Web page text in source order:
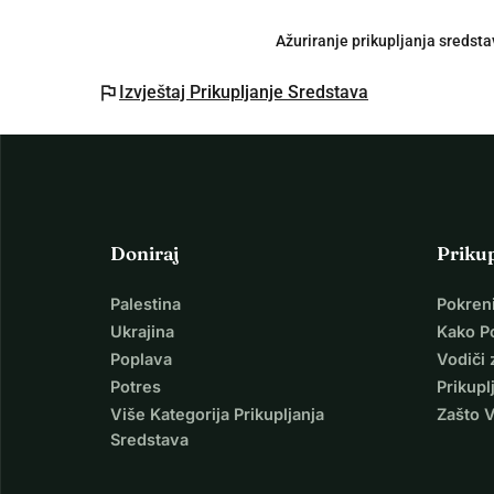
Ažuriranje prikupljanja
flag Izvještaj Prikupljanje Sredstava
Doniraj
Palestina
Ukrajina
Poplava
Potres
Više Kategorija Prikupljanja
Sredstava
Kako
Vodiči
Zašto